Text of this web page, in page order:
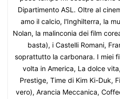
Dipartimento ASL. Oltre al
amo il calcio, l'Inghilterra, la
Nolan, la malinconia dei film
basta), i Castelli Romani,
soprattutto la carbonara. I miei
volta in America, La dolce
Prestige, Time di Kim Ki-Duk,
vero), Arancia Meccanica,